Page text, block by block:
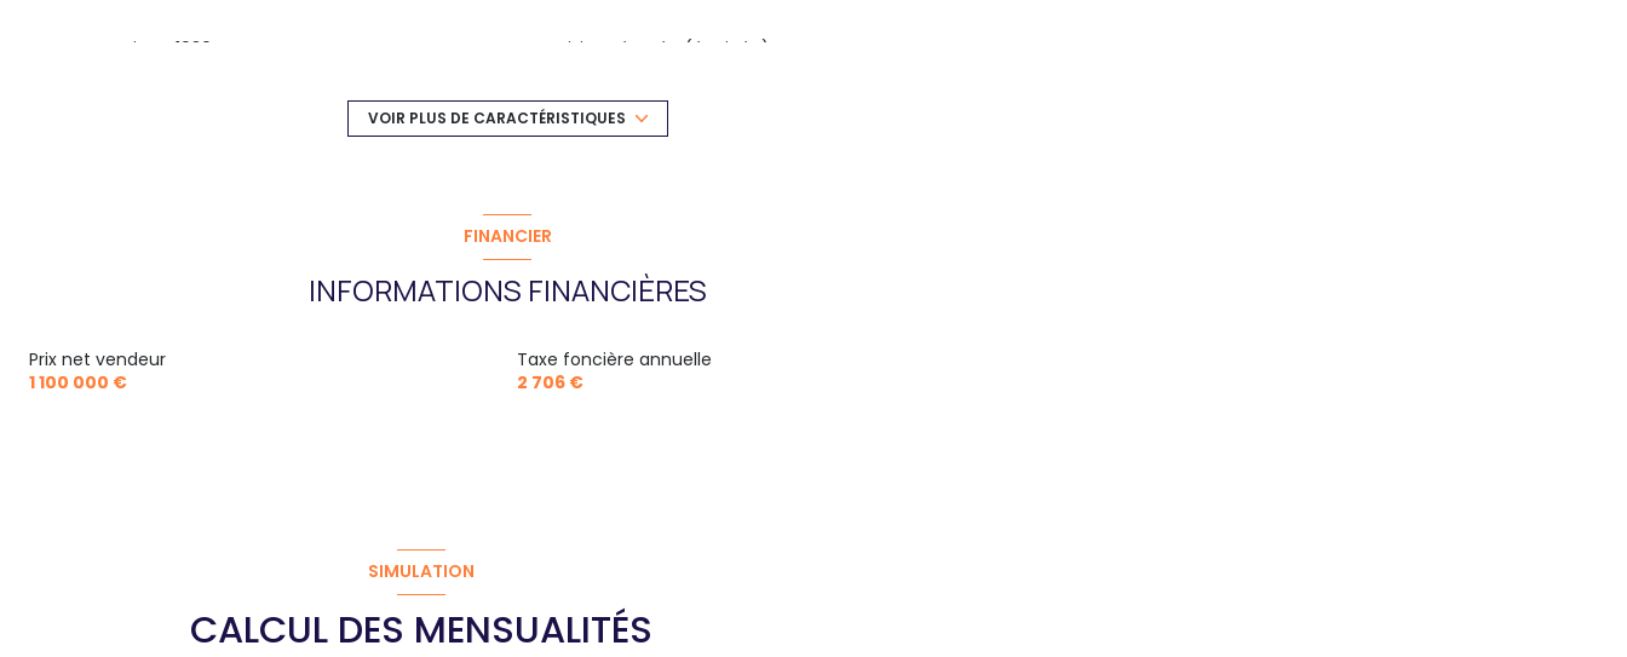
construit en 1930 cuisine séparée (équipée)
Chauffage individuel : autre (gaz) 1 garage(s)
piscinable
VOIR PLUS DE CARACTÉRISTIQUES
FINANCIER
INFORMATIONS FINANCIÈRES
Prix net vendeur
1 100 000 €
Taxe foncière annuelle
2 706 €
SIMULATION
CALCUL DES MENSUALITÉS